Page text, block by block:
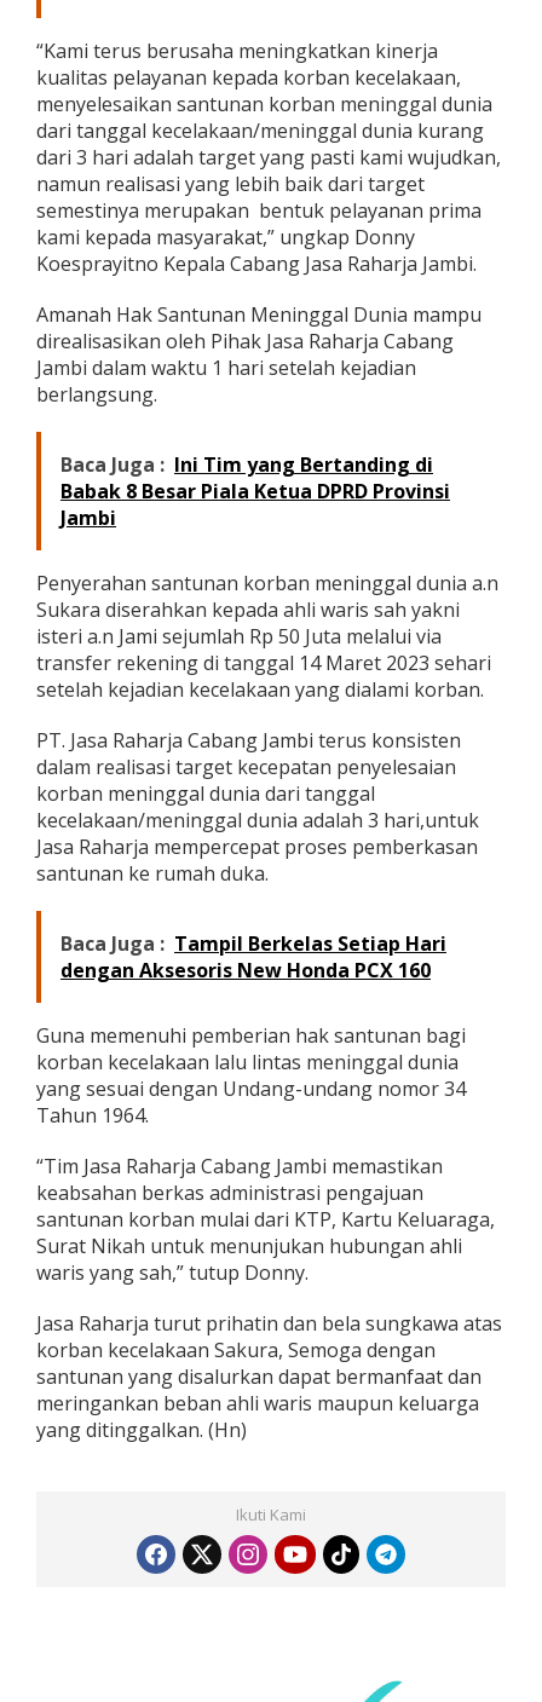
a
t
a
n
“Kami terus berusaha meningkatkan kinerja
kualitas pelayanan kepada korban kecelakaan,
menyelesaikan santunan korban meninggal dunia
dari tanggal kecelakaan/meninggal dunia kurang
dari 3 hari adalah target yang pasti kami wujudkan,
namun realisasi yang lebih baik dari target
semestinya merupakan bentuk pelayanan prima
kami kepada masyarakat,” ungkap Donny
Koesprayitno Kepala Cabang Jasa Raharja Jambi.
Amanah Hak Santunan Meninggal Dunia mampu
direalisasikan oleh Pihak Jasa Raharja Cabang
Jambi dalam waktu 1 hari setelah kejadian
berlangsung.
Baca Juga : Ini Tim yang Bertanding di
Babak 8 Besar Piala Ketua DPRD Provinsi
Jambi
Penyerahan santunan korban meninggal dunia a.n
Sukara diserahkan kepada ahli waris sah yakni
isteri a.n Jami sejumlah Rp 50 Juta melalui via
transfer rekening di tanggal 14 Maret 2023 sehari
setelah kejadian kecelakaan yang dialami korban.
PT. Jasa Raharja Cabang Jambi terus konsisten
dalam realisasi target kecepatan penyelesaian
korban meninggal dunia dari tanggal
kecelakaan/meninggal dunia adalah 3 hari,untuk
Jasa Raharja mempercepat proses pemberkasan
santunan ke rumah duka.
Baca Juga : Tampil Berkelas Setiap Hari
dengan Aksesoris New Honda PCX 160
Guna memenuhi pemberian hak santunan bagi
korban kecelakaan lalu lintas meninggal dunia
yang sesuai dengan Undang-undang nomor 34
Tahun 1964.
“Tim Jasa Raharja Cabang Jambi memastikan
keabsahan berkas administrasi pengajuan
santunan korban mulai dari KTP, Kartu Keluaraga,
Surat Nikah untuk menunjukan hubungan ahli
waris yang sah,” tutup Donny.
Jasa Raharja turut prihatin dan bela sungkawa atas
korban kecelakaan Sakura, Semoga dengan
santunan yang disalurkan dapat bermanfaat dan
meringankan beban ahli waris maupun keluarga
yang ditinggalkan. (Hn)
Ikuti Kami